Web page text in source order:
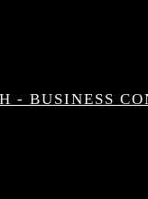
- BUSINESS